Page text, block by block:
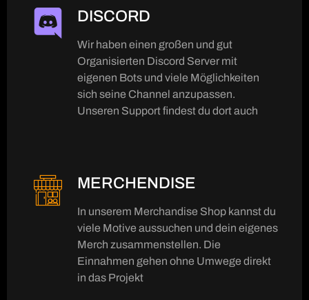
DISCORD
Wir haben einen großen und gut
Organisierten Discord Server mit
eigenen Bots und viele Möglichkeiten
sich seine Channel anzupassen.
Unseren Support findest du dort auch
MERCHENDISE
In unserem Merchandise Shop kannst du
viele Motive aussuchen und dein eigenes
Merch zusammenstellen. Die
Einnahmen gehen ohne Umwege direkt
in das Projekt